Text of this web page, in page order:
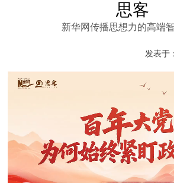
思客
新华网传播思想力的高端
发表于